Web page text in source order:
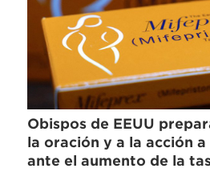
Obispos de EEUU
la oración y a la acción
ante el aumento de la